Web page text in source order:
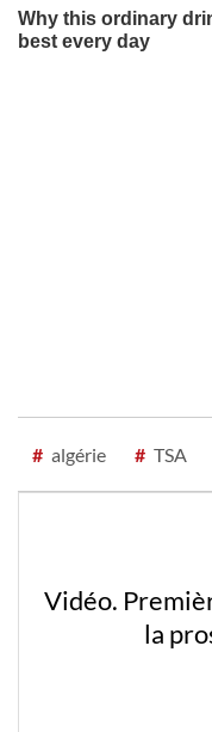
# algérie # TSA
Vidéo.
la